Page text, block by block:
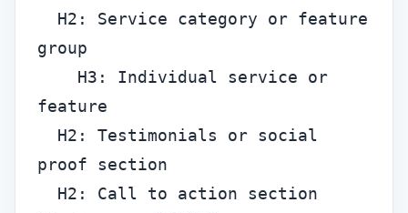
group
feature
proof section
  H2: Call to action section